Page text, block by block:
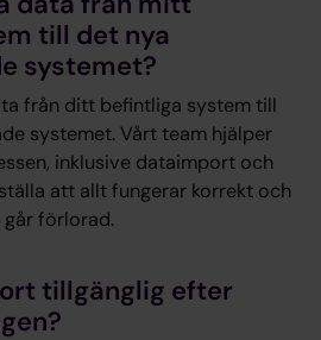
till det nya
systemet?
från ditt befintliga system till
systemet. Vårt team hjälper
inklusive dataimport och
att allt fungerar korrekt och
förlorad.
tillgänglig efter